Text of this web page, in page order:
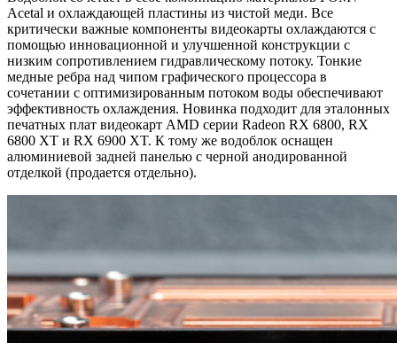
Acetal и охлаждающей пластины из чистой меди. Все
критически важные компоненты видеокарты охлаждаются с
помощью инновационной и улучшенной конструкции с
низким сопротивлением гидравлическому потоку. Тонкие
медные ребра над чипом графического процессора в
сочетании с оптимизированным потоком воды обеспечивают
эффективность охлаждения. Новинка подходит для эталонных
печатных плат видеокарт AMD серии Radeon RX 6800, RX
6800 XT и RX 6900 XT. К тому же водоблок оснащен
алюминиевой задней панелью с черной анодированной
отделкой (продается отдельно).